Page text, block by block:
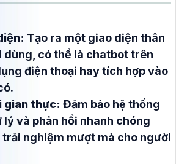
Tạo ra một giao diện thân
dùng, có thể là chatbot trên
điện thoại hay tích hợp vào
gian thực: Đảm bảo hệ thống
lý và phản hồi nhanh chóng
trải nghiệm mượt mà cho người